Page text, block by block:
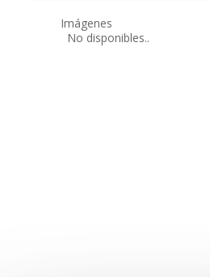
Imágenes
No disponibles..